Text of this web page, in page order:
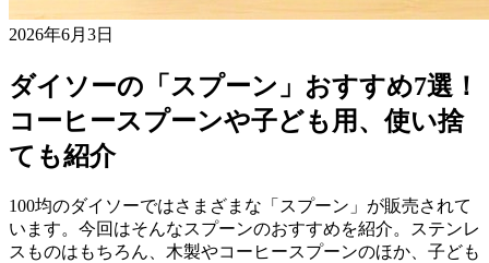
2026年6月3日
ダイソーの「スプーン」おすすめ7選！
コーヒースプーンや子ども用、使い捨
ても紹介
100均のダイソーではさまざまな「スプーン」が販売されて
います。今回はそんなスプーンのおすすめを紹介。ステンレ
スものはもちろん、木製やコーヒースプーンのほか、子ども